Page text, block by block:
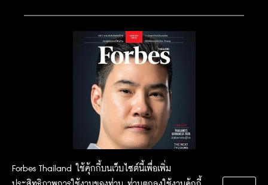
Forbes Thailand ใช้คุ้กกี้บนเว็บไซต์นี้เพื่อเพิ่ม